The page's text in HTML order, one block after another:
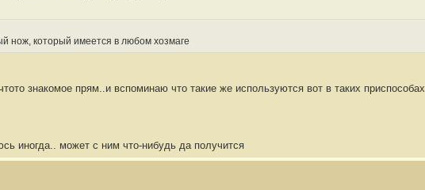
нож, который имеется в любом хозмаге
знакомое прям..и вспоминаю что такие же используются вот в таких приспособах
иногда.. может с ним что-нибудь да получится